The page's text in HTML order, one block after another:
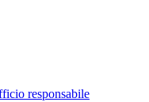
responsabile